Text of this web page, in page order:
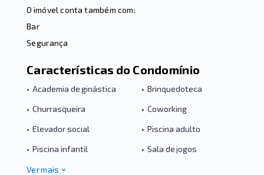
O imóvel conta também com:
Bar
Segurança
Características do Condomínio
• Academia de ginástica • Brinquedoteca
• Churrasqueira • Coworking
• Elevador social • Piscina adulto
• Piscina infantil • Sala de jogos
Ver mais